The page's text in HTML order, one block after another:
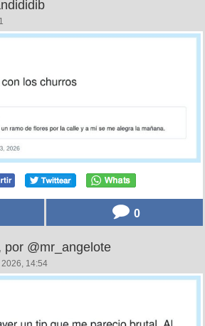
0
por @mr_angelote
14:54